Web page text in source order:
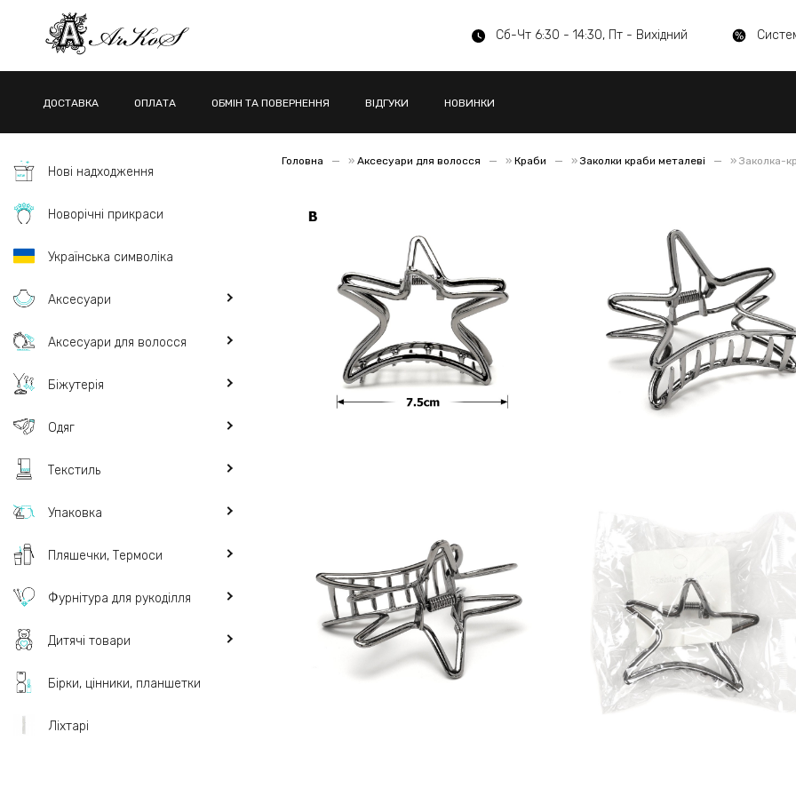
Сб-Чт 6:30 - 14:30, Пт - Вихідний
ДОСТАВКА ОПЛАТА ОБМІН ТА ПОВЕРНЕННЯ ВІДГУКИ НОВИНКИ
Нові надходження
Новорічні прикраси
Українська символіка
Аксесуари
Аксесуари для волосся
Біжутерія
Одяг
Текстиль
Упаковка
Пляшечки, Термоси
Фурнітура для рукоділля
Дитячі товари
Бірки, цінники, планшетки
Ліхтарі
Головна » Аксесуари для волосся » Краби »Заколки краби металеві » Заколка-